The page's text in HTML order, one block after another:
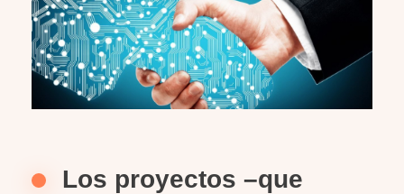
Los proyectos –que